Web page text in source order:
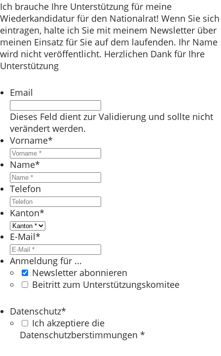
Ich brauche Ihre Unterstützung für meine
Wiederkandidatur für den Nationalrat! Wenn Sie sich
eintragen, halte ich Sie mit meinem Newsletter über
meinen Einsatz für Sie auf dem laufenden. Ihr Name
wird nicht veröffentlicht. Herzlichen Dank für Ihre
Unterstützung
Email
Dieses Feld dient zur Validierung und sollte nicht
verändert werden.
Vorname*
Name*
Telefon
Kanton*
E-Mail*
Anmeldung für ...
Newsletter abonnieren
Beitritt zum Unterstützungskomitee
Datenschutz*
Ich akzeptiere die
Datenschutzberstimmungen *